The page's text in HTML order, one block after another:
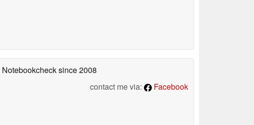
since 2008
contact me via:
Facebook